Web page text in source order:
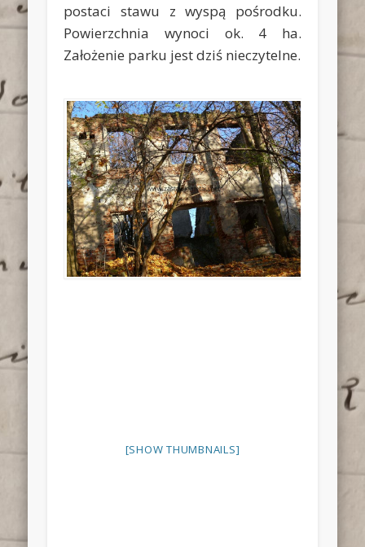
postaci stawu z wyspą pośrodku.
Powierzchnia wynoci ok. 4 ha.
Założenie parku jest dziś nieczytelne.
[SHOW THUMBNAILS]